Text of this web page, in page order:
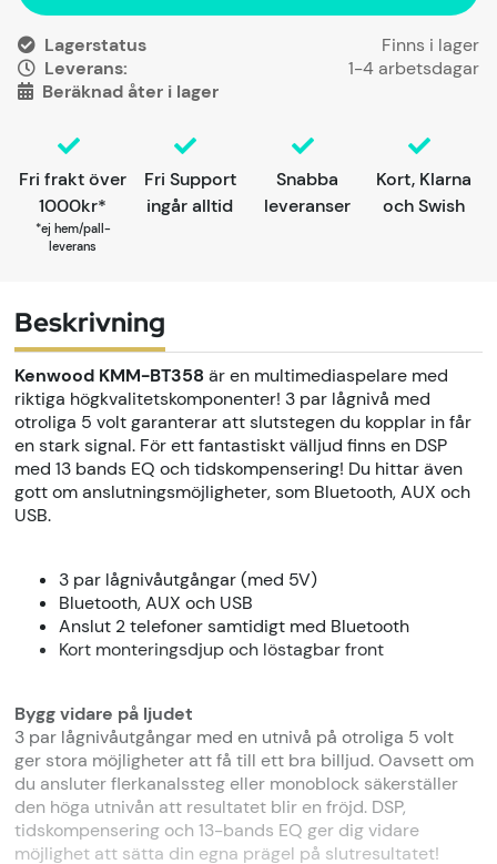
Lagerstatus
Leverans:
1-4 arbetsdagar
Beräknad åter i lager
Fri frakt över
1000kr*
*ej hem/pall-
leverans
Fri Support
ingår alltid
Snabba
leveranser
Kort, Klarna
och Swish
Beskrivning
Kenwood KMM-BT358 är en multimediaspelare med
riktiga högkvalitetskomponenter! 3 par lågnivå med
otroliga 5 volt garanterar att slutstegen du kopplar in får
en stark signal. För ett fantastiskt välljud finns en DSP
med 13 bands EQ och tidskompensering! Du hittar även
gott om anslutningsmöjligheter, som Bluetooth, AUX och
USB.
3 par lågnivåutgångar (med 5V)
Bluetooth, AUX och USB
Anslut 2 telefoner samtidigt med Bluetooth
Kort monteringsdjup och löstagbar front
Bygg vidare på ljudet
3 par lågnivåutgångar med en utnivå på otroliga 5 volt
ger stora möjligheter att få till ett bra billjud. Oavsett om
du ansluter flerkanalssteg eller monoblock säkerställer
den höga utnivån att resultatet blir en fröjd. DSP,
tidskompensering och 13-bands EQ ger dig vidare
möjlighet att sätta din egna prägel på slutresultatet!